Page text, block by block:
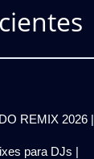
REMIX 2026 |
para DJs |